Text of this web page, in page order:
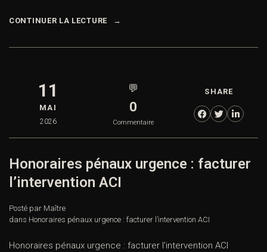
CONTINUER LA LECTURE
11
MAI
2026
💬
0
Commentaire
SHARE
Honoraires pénaux urgence : facturer
l’intervention ACI
Posté par Maître
dans Honoraires pénaux urgence : facturer l’intervention ACI
Honoraires pénaux urgence : facturer l’intervention ACI